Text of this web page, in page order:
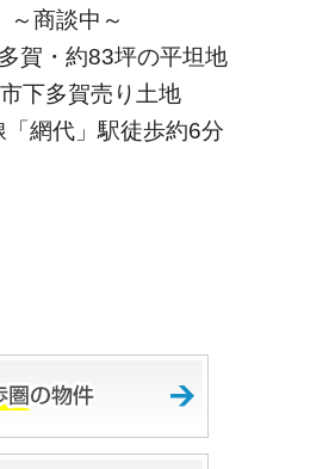
～商談中～
賀・約83坪の平坦地
下多賀売り土地
「網代」駅徒歩約6分